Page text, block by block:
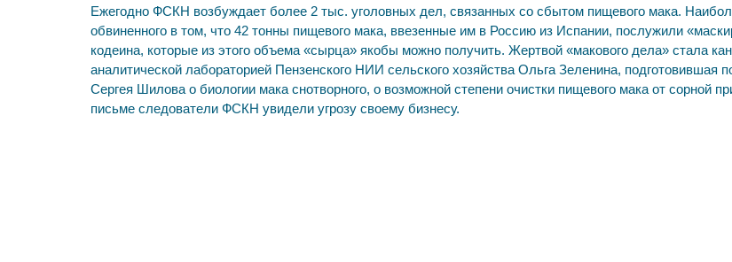
Ежегодно ФСКН возбуждает более 2 тыс. уголовных дел, связанных со сбытом пищевого мака.
обвиненного в том, что 42 тонны пищевого мака, ввезенные им в Россию из Испании, послужили
кодеина, которые из этого объема «сырца» якобы можно получить. Жертвой «макового дела» стала
аналитической лабораторией Пензенского НИИ сельского хозяйства Ольга Зеленина, подготовившая
Сергея Шилова о биологии мака снотворного, о возможной степени очистки пищевого мака от сорной
письме следователи ФСКН увидели угрозу своему бизнесу.